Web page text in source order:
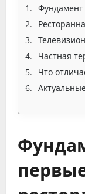
Фундамент
Частная
Что
Актуальные